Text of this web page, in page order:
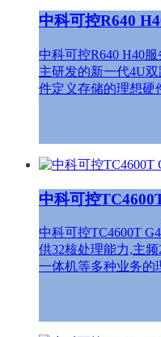
中科可控R640
中科可控R640 H40
主研发的新一代4U
件定义存储的理想硬
中科可控
中科可控TC4600T
供32核处理能力,主频
一体机等多种业务的